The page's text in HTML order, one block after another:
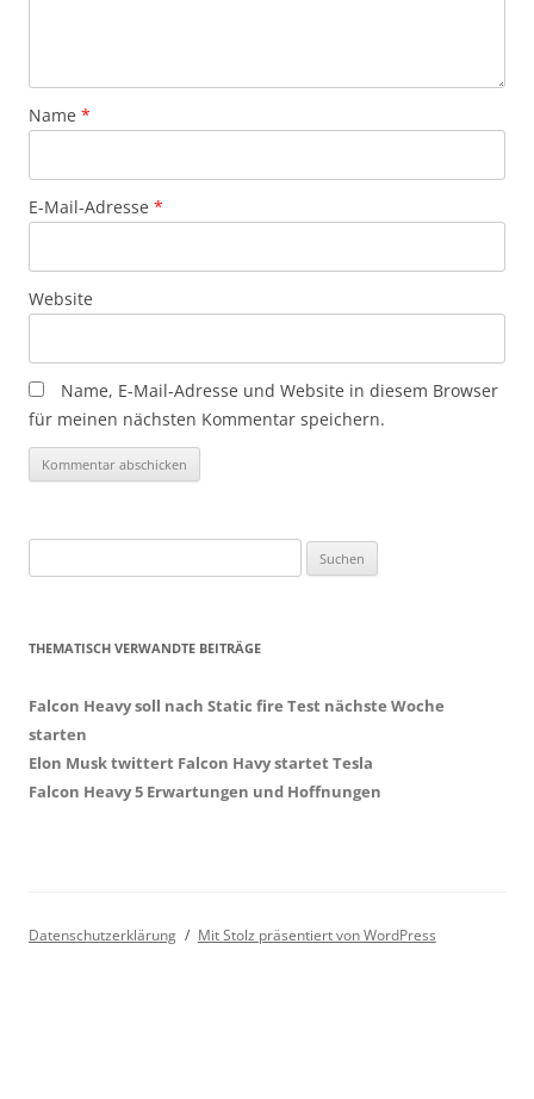
Name *
E-Mail-Adresse *
Website
Name, E-Mail-Adresse und Website in diesem Browser
für meinen nächsten Kommentar speichern.
nach:
THEMATISCH VERWANDTE BEITRÄGE
Falcon Heavy soll nach Static fire Test nächste Woche
starten
Elon Musk twittert Falcon Havy startet Tesla
Falcon Heavy 5 Erwartungen und Hoffnungen
Datenschutzerklärung Mit Stolz präsentiert von WordPress